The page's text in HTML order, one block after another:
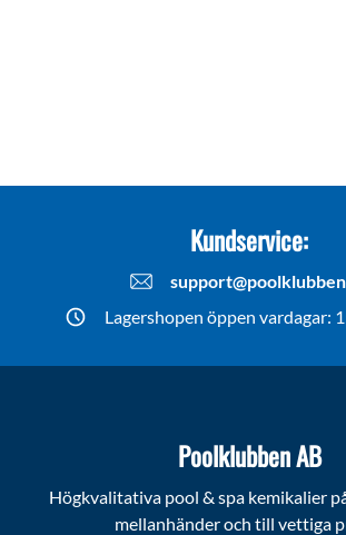
Kundservice:
Lagershopen öppen vardagar:
Poolklubben AB
Högkvalitativa pool & spa kemikalier
mellanhänder och till vettiga